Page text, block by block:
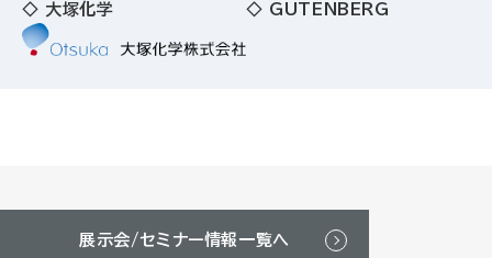
◇ 大塚化学 ◇ GUTENBERG
展示会/セミナー情報一覧へ